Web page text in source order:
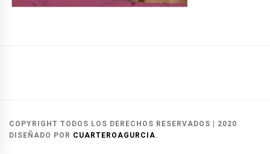
del
COPYRIGHT TODOS LOS DERECHOS RESERVADOS | 2020
DISEÑADO POR CUARTEROAGURCIA.